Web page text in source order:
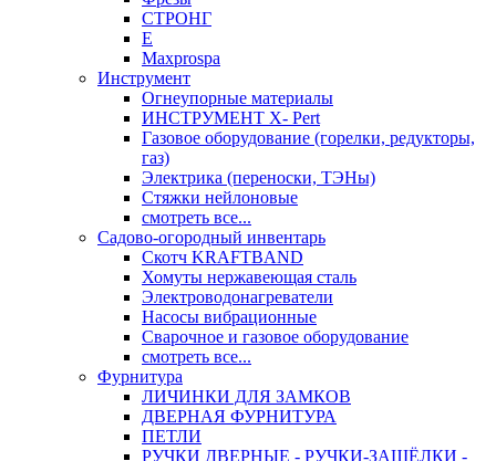
СТРОНГ
Е
Maxprospa
Инструмент
Огнеупорные материалы
ИНСТРУМЕНТ X- Pert
Газовое оборудование (горелки, редукторы,
газ)
Электрика (переноски, ТЭНы)
Стяжки нейлоновые
смотреть все...
Садово-огородный инвентарь
Скотч KRAFTBAND
Хомуты нержавеющая сталь
Электроводонагреватели
Насосы вибрационные
Сварочное и газовое оборудование
смотреть все...
Фурнитура
ЛИЧИНКИ ДЛЯ ЗАМКОВ
ДВЕРНАЯ ФУРНИТУРА
ПЕТЛИ
РУЧКИ ДВЕРНЫЕ - РУЧКИ-ЗАЩЁЛКИ -